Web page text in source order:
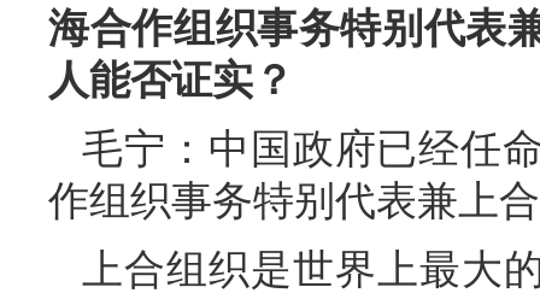
海合作组织事务特别代表
人能否证实？
毛宁：中国政府已经任
作组织事务特别代表兼上
上合组织是世界上最大